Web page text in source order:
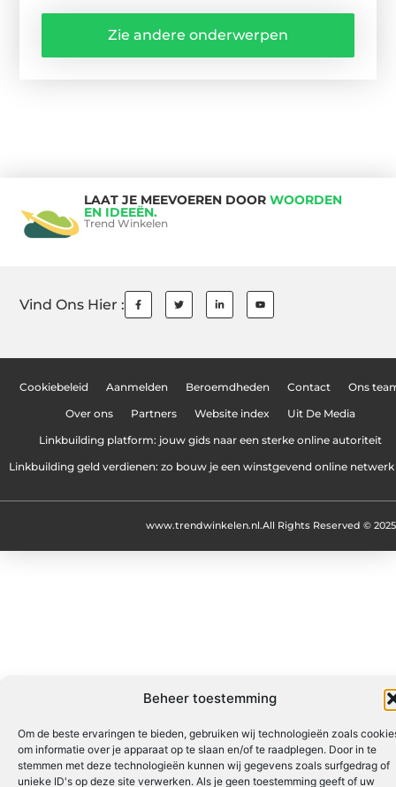
Beheer toestemming
Om de beste ervaringen te bieden, gebruiken wij technologieën zoals
om informatie over je apparaat op te slaan en/of te raadplegen. Door in te
stemmen met deze technologieën kunnen wij gegevens zoals surfgedrag of
unieke ID's op deze site verwerken. Als je geen toestemming geeft of uw
Zie andere onderwerpen
LAAT JE MEEVOEREN DOOR WOORDEN
EN IDEEËN.
Trend Winkelen
Vind Ons Hier :
Cookiebeleid Aanmelden Beroemdheden Contact Ons
Over ons Partners Website index Uit De Media
Linkbuilding platform: jouw gids naar een sterke online autoriteit
Linkbuilding geld verdienen: zo bouw je een winstgevend online
All Rights Reserved © 2025
www.trendwinkelen.nl.